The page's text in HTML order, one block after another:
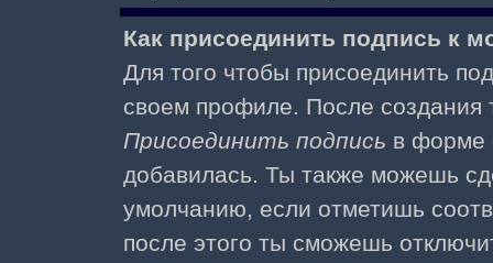
Как присоединить подпись к
Для того чтобы присоединить
своем профиле. После создания
Присоединить подпись в форме
добавилась. Ты также можешь
умолчанию, если отметишь
после этого ты сможешь